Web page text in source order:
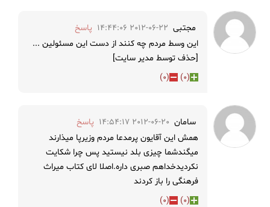
مجتبی 2012-06-22 14:44:06
پاسخ
این وسط مردم چه کنند از دست این مسئولین ...
[حذف توسط مدیر سایت]
(
0
)
(
0
)
سامان 2012-06-20 14:54:17
پاسخ
همش این آقایون پرمدعا مردم وزیرپا میذارند
میگندشما چیزی بلد نیستید پس چرا شکایت
نکردیدخداهم صبری داره.اصلا لای کتاب میراث
فرهنگی را باز کردند
(
0
)
(
0
)